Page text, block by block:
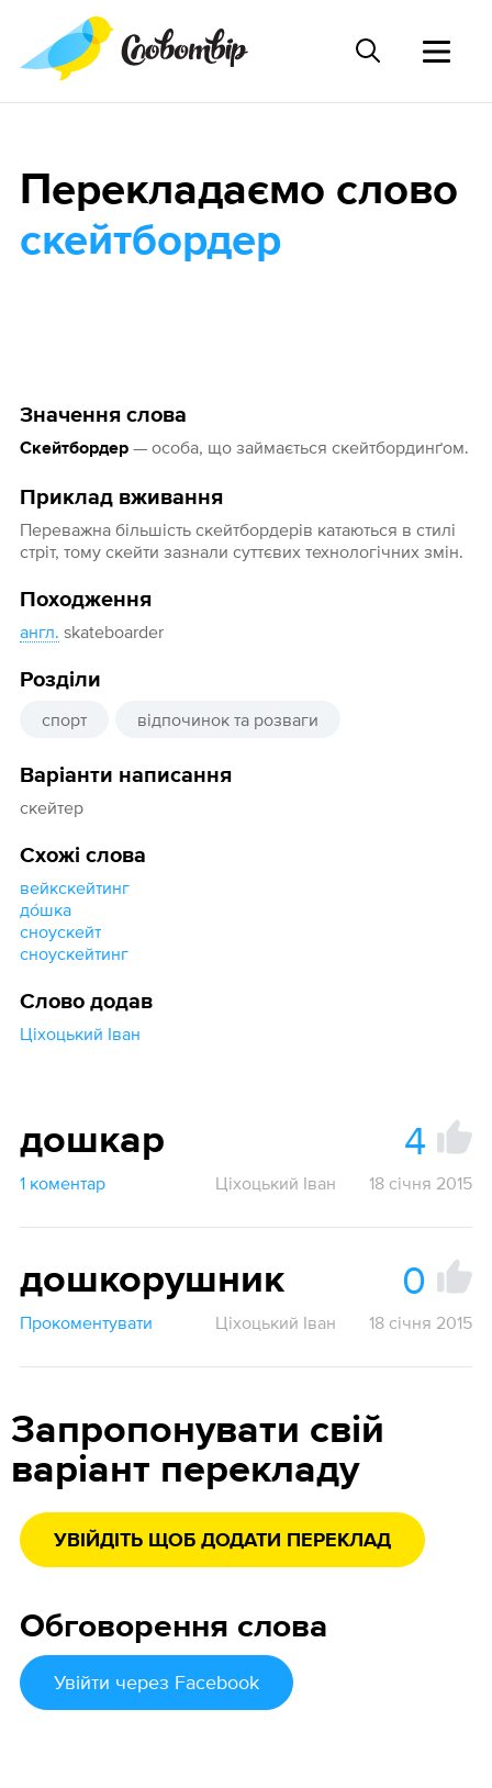
Значення слова
Скейтбордер— особа, що займається скейтбординґом.
Приклад вживання
Переважна більшість скейтбордерів катаються в стилі
стріт, тому скейти зазнали суттєвих технологічних змін.
Походження
англ. skateboarder
Розділи
спорт відпочинок та розваги
Варіанти написання
скейтер
Схожі слова
вейкскейтинг
до́шка
сноускейт
сноускейтинг
Слово додав
Ціхоцький Іван
Перекладаємо слово
скейтбордер
дошкар 4
1 коментар Ціхоцький Іван 18 січня 2015
дошкорушник 0
Прокоментувати Ціхоцький Іван 18 січня 2015
Запропонувати свій
варіант перекладу
УВІЙДІТЬ ЩОБ ДОДАТИ ПЕРЕКЛАД
Обговорення слова
Увійти через Facebook